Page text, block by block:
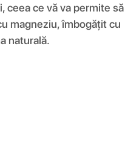
ceea ce vă va permite să
magneziu, îmbogățit cu
naturală.